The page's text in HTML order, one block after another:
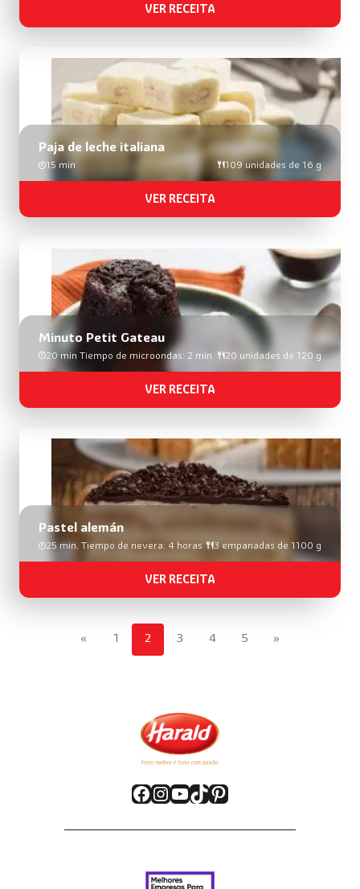
VER RECEITA
Paja de leche italiana
15 min 109 unidades de 16 g
VER RECEITA
Minuto Petit Gateau
20 min Tiempo de microondas: 2 min 20 unidades de 120 g
VER RECEITA
Pastel alemán
25 min. Tiempo de nevera: 4 horas 3 empanadas de 1100 g
VER RECEITA
« 1 2 3 4 5 »
Facebook
Instagram
YouTube
TikTok
Pinterest